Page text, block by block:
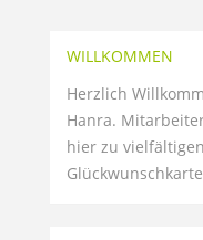
WILLKOMMEN
Herzlich
Hanra.
hier zu